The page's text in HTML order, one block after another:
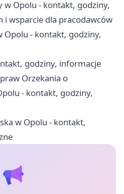
w Opolu - kontakt, godziny,
i wsparcie dla pracodawców
Opolu - kontakt, godziny,
godziny, informacje
Orzekania o
- kontakt, godziny,
w Opolu - kontakt,